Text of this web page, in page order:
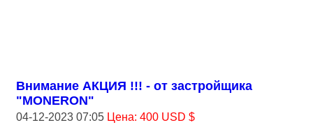
Внимание АКЦИЯ !!! - от застройщика
"MONERON"
04-12-2023 07:05 Цена: 400 USD $